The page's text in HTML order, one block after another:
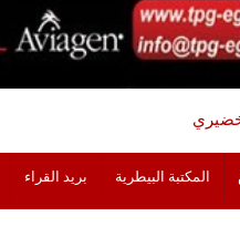
المكتبة البيطرية بريد القراء